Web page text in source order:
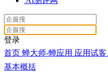
登录
首页 蝉大师-蝉应用 应用试客
基本概括